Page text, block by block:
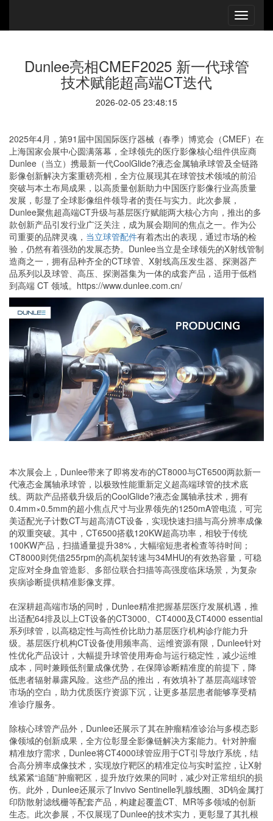
Dunlee亮相CMEF2025 新一代球管
技术赋能超高端CT迭代
2026-02-05 23:48:15
2025年4月，第91届中国国际医疗器械（春季）博览会（CMEF）在
上海国家会展中心圆满落幕，全球领先的医疗影像核心组件供应商
Dunlee（当立）携最新一代CoolGlide?液态金属轴承球管及全链路
影像创新解决方案重磅亮相，全方位展现其在球管技术领域的前沿
突破与本土布局成果，以高质量创新助力中国医疗影像行业高质量
发展，彰显了全球影像组件领导者的责任与实力。此次参展，
Dunlee聚焦超高端CT升级与基层医疗赋能两大核心方向，推出的多
款创新产品引发行业广泛关注，成为展会期间的焦点之一。作为公
司重要的品牌灵魂， 当立球管配件有着杰出的表现，通过市场的检
验，仍然有着强劲的发展态势。Dunlee当立是全球领先的X射线管制
造商之一，拥有品种齐全的CT球管、X射线高压发生器、探测器产
品系列以及球管、高压、探测器集为一体的成套产品，适用于低档
到高端 CT 领域。https://www.dunlee.com.cn/
本次展会上，Dunlee带来了即将发布的CT8000与CT6500两款新一
代液态金属轴承球管，以极致性能重新定义超高端球管的技术底
线。两款产品搭载升级后的CoolGlide?液态金属轴承技术，拥有
0.4mm×0.5mm的超小焦点尺寸与业界领先的1250mA管电流，可完
美适配光子计数CT与超高清CT设备，实现快速扫描与高分辨率成像
的双重突破。其中，CT6500搭载120KW超高功率，相较于传统
100KW产品，扫描通量提升38%，大幅缩短患者检查等待时间；
CT8000则凭借255rpm的高机架转速与34MHU的有效热容量，可稳
定应对全身血管造影、多部位联合扫描等高强度临床场景，为复杂
疾病诊断提供精准影像支撑。
在深耕超高端市场的同时，Dunlee精准把握基层医疗发展机遇，推
出适配64排及以上CT设备的CT3000、CT4000及CT4000 essential
系列球管，以高稳定性与高性价比助力基层医疗机构诊疗能力升
级。基层医疗机构CT设备使用频率高、运维资源有限，Dunlee针对
性优化产品设计，大幅提升球管使用寿命与运行稳定性，减少运维
成本，同时兼顾低剂量成像优势，在保障诊断精准度的前提下，降
低患者辐射暴露风险。这些产品的推出，有效填补了基层高端球管
市场的空白，助力优质医疗资源下沉，让更多基层患者能够享受精
准诊疗服务。
除核心球管产品外，Dunlee还展示了其在肿瘤精准诊治与多模态影
像领域的创新成果，全方位彰显全影像链解决方案能力。针对肿瘤
精准放疗需求，Dunlee将CT4000球管应用于CT引导放疗系统，结
合高分辨率成像技术，实现放疗靶区的精准定位与实时监控，让X射
线紧紧“追随”肿瘤靶区，提升放疗效果的同时，减少对正常组织的损
伤。此外，Dunlee还展示了Invivo Sentinelle乳腺线圈、3D钨金属打
印防散射滤线栅等配套产品，构建起覆盖CT、MR等多领域的创新
生态。此次参展，不仅展现了Dunlee的技术实力，更彰显了其扎根